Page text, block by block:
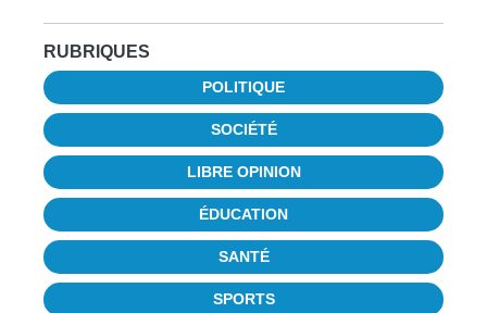
RUBRIQUES
POLITIQUE
SOCIÉTÉ
LIBRE OPINION
ÉDUCATION
SANTÉ
SPORTS